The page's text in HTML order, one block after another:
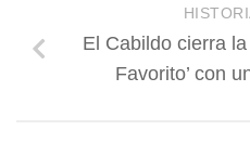
El Cabildo cierra
Favorito’ con